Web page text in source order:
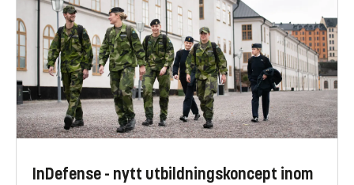
InDefense - nytt utbildningskoncept inom